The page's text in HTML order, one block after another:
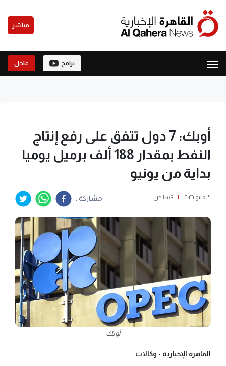
مباشر
برامج عاجل
أوبك: 7 دول تتفق على رفع إنتاج
النفط بمقدار 188 ألف برميل يوميا
بداية من يونيو
٣ مايو ٢٠٢٦ | ١٠:٥٩ ص مشاركة :
أوبك
القاهرة الإخبارية - وكالات